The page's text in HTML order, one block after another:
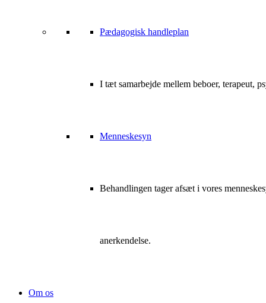
Pædagogisk handleplan
I tæt samarbejde mellem beboer, terapeut,
Menneskesyn
Behandlingen tager afsæt i vores
anerkendelse.
Om os